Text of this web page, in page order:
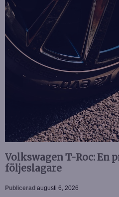
Volkswagen T-Roc: En
följeslagare
Publicerad augusti 6, 2026